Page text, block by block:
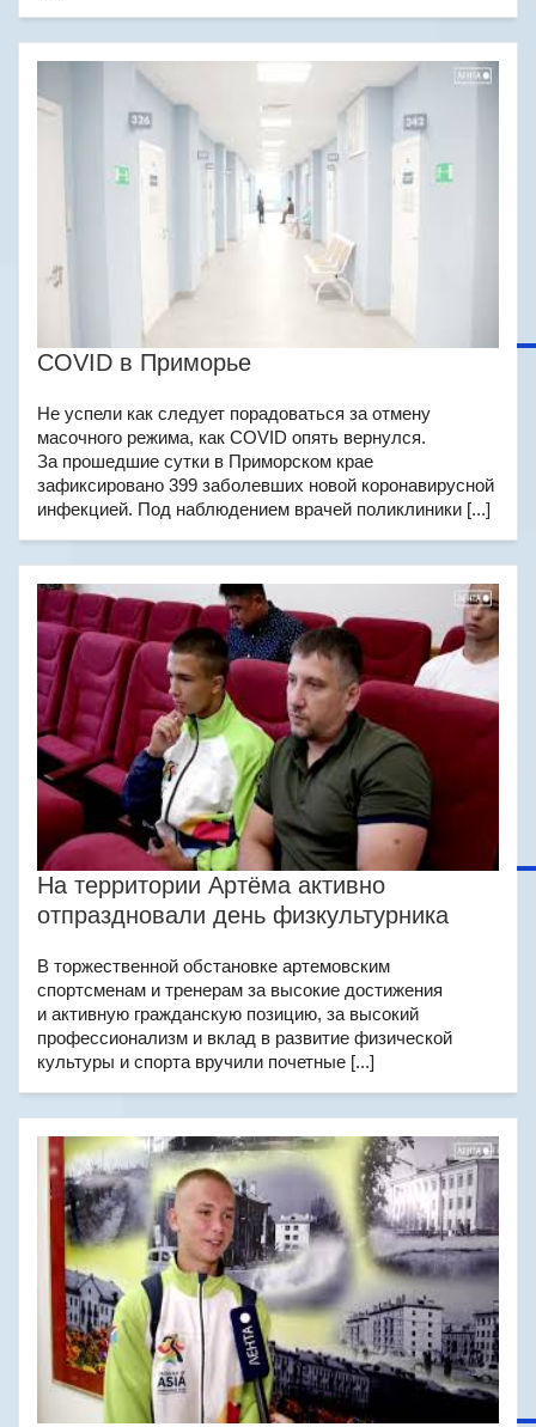
COVID в Приморье
Не успели как следует порадоваться за отмену
масочного режима, как COVID опять вернулся.
За прошедшие сутки в Приморском крае
зафиксировано 399 заболевших новой коронавирусной
инфекцией. Под наблюдением врачей поликлиники [...]
На территории Артёма активно
отпраздновали день физкультурника
В торжественной обстановке артемовским
спортсменам и тренерам за высокие достижения
и активную гражданскую позицию, за высокий
профессионализм и вклад в развитие физической
культуры и спорта вручили почетные [...]